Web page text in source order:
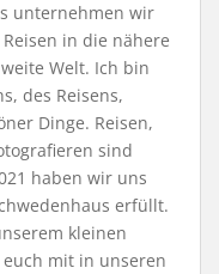
unternehmen wir
in die nähere
Welt. Ich bin
des Reisens,
Dinge. Reisen,
sind
haben wir uns
erfüllt.
kleinen
mit in unseren